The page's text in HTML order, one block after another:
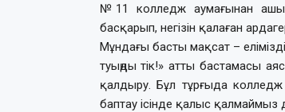
№11 колледж аумағынан
басқарып, негізін қалаған
Мұндағы басты мақсат –
туыңды тік!» атты бастамасы
қалдыру. Бұл тұрғыда
баптау ісінде қалыс қалмаймыз